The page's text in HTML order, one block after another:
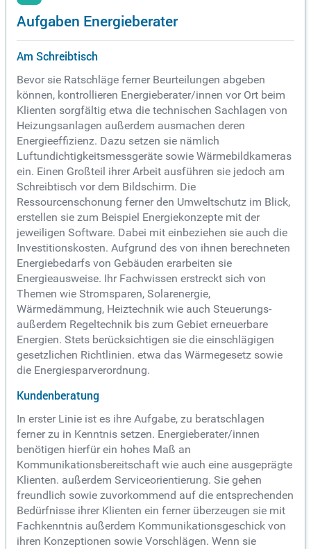
Aufgaben Energieberater
Am Schreibtisch
Bevor sie Ratschläge ferner Beurteilungen abgeben
können, kontrollieren Energieberater/innen vor Ort beim
Klienten sorgfältig etwa die technischen Sachlagen von
Heizungsanlagen außerdem ausmachen deren
Energieeffizienz. Dazu setzen sie nämlich
Luftundichtigkeitsmessgeräte sowie Wärmebildkameras
ein. Einen Großteil ihrer Arbeit ausführen sie jedoch am
Schreibtisch vor dem Bildschirm. Die
Ressourcenschonung ferner den Umweltschutz im Blick,
erstellen sie zum Beispiel Energiekonzepte mit der
jeweiligen Software. Dabei mit einbeziehen sie auch die
Investitionskosten. Aufgrund des von ihnen berechneten
Energiebedarfs von Gebäuden erarbeiten sie
Energieausweise. Ihr Fachwissen erstreckt sich von
Themen wie Stromsparen, Solarenergie,
Wärmedämmung, Heiztechnik wie auch Steuerungs-
außerdem Regeltechnik bis zum Gebiet erneuerbare
Energien. Stets berücksichtigen sie die einschlägigen
gesetzlichen Richtlinien. etwa das Wärmegesetz sowie
die Energiesparverordnung.
Kundenberatung
In erster Linie ist es ihre Aufgabe, zu beratschlagen
ferner zu in Kenntnis setzen. Energieberater/innen
benötigen hierfür ein hohes Maß an
Kommunikationsbereitschaft wie auch eine ausgeprägte
Klienten. außerdem Serviceorientierung. Sie gehen
freundlich sowie zuvorkommend auf die entsprechenden
Bedürfnisse ihrer Klienten ein ferner überzeugen sie mit
Fachkenntnis außerdem Kommunikationsgeschick von
ihren Konzeptionen sowie Vorschlägen. Wenn sie